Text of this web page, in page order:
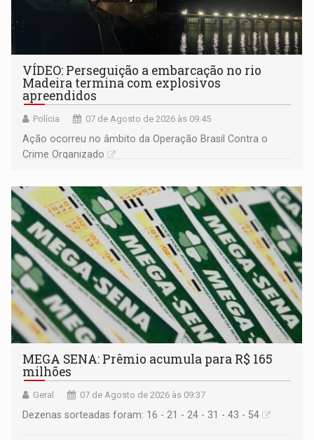
VÍDEO: Perseguição a embarcação no rio
Madeira termina com explosivos
apreendidos
Polícia 07 de Agosto de 2026 às 09:45
Ação ocorreu no âmbito da Operação Brasil Contra o
Crime Organizado
MEGA SENA: Prêmio acumula para R$ 165
milhões
Geral 07 de Agosto de 2026 às 09:37
Dezenas sorteadas foram: 16 - 21 - 24 - 31 - 43 - 54